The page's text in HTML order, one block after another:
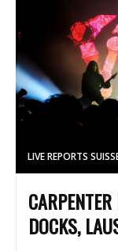
LIVE REPORTS
DOCKS,